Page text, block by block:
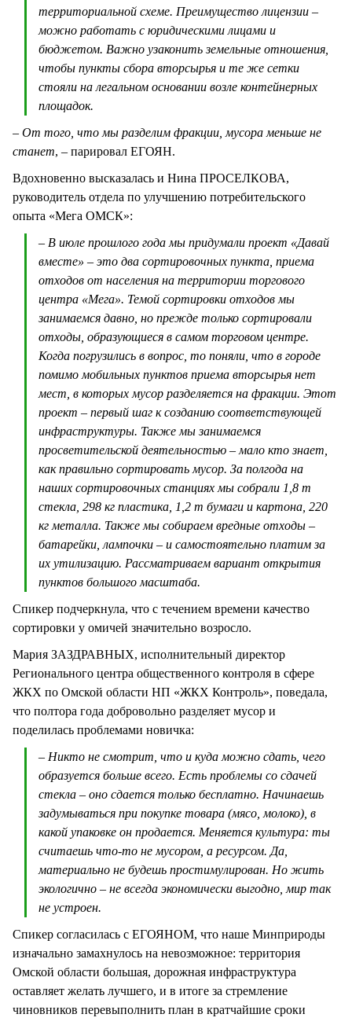
территориальной схеме. Преимущество лицензии –
можно работать с юридическими лицами и
бюджетом. Важно узаконить земельные отношения,
чтобы пункты сбора вторсырья и те же сетки
стояли на легальном основании возле контейнерных
площадок.
– От того, что мы разделим фракции, мусора меньше не
станет, – парировал ЕГОЯН.
Вдохновенно высказалась и Нина ПРОСЕЛКОВА,
руководитель отдела по улучшению потребительского
опыта «Мега ОМСК»:
– В июле прошлого года мы придумали проект «Давай
вместе» – это два сортировочных пункта, приема
отходов от населения на территории торгового
центра «Мега». Темой сортировки отходов мы
занимаемся давно, но прежде только сортировали
отходы, образующиеся в самом торговом центре.
Когда погрузились в вопрос, то поняли, что в городе
помимо мобильных пунктов приема вторсырья нет
мест, в которых мусор разделяется на фракции. Этот
проект – первый шаг к созданию соответствующей
инфраструктуры. Также мы занимаемся
просветительской деятельностью – мало кто знает,
как правильно сортировать мусор. За полгода на
наших сортировочных станциях мы собрали 1,8 т
стекла, 298 кг пластика, 1,2 т бумаги и картона, 220
кг металла. Также мы собираем вредные отходы –
батарейки, лампочки – и самостоятельно платим за
их утилизацию. Рассматриваем вариант открытия
пунктов большого масштаба.
Спикер подчеркнула, что с течением времени качество
сортировки у омичей значительно возросло.
Мария ЗАЗДРАВНЫХ, исполнительный директор
Регионального центра общественного контроля в сфере
ЖКХ по Омской области НП «ЖКХ Контроль», поведала,
что полтора года добровольно разделяет мусор и
поделилась проблемами новичка:
– Никто не смотрит, что и куда можно сдать, чего
образуется больше всего. Есть проблемы со сдачей
стекла – оно сдается только бесплатно. Начинаешь
задумываться при покупке товара (мясо, молоко), в
какой упаковке он продается. Меняется культура: ты
считаешь что-то не мусором, а ресурсом. Да,
материально не будешь простимулирован. Но жить
экологично – не всегда экономически выгодно, мир так
не устроен.
Спикер согласилась с ЕГОЯНОМ, что наше Минприроды
изначально замахнулось на невозможное: территория
Омской области большая, дорожная инфраструктура
оставляет желать лучшего, и в итоге за стремление
чиновников перевыполнить план в кратчайшие сроки